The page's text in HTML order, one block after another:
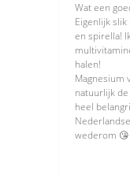
Wat een
Eigenlijk
en spirella!
halen!
Magnesium
natuurlijk
heel
wederom 😘